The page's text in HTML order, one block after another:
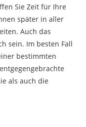
Sie Zeit für Ihre
später in aller
Auch das
sein. Im besten Fall
bestimmten
als auch die